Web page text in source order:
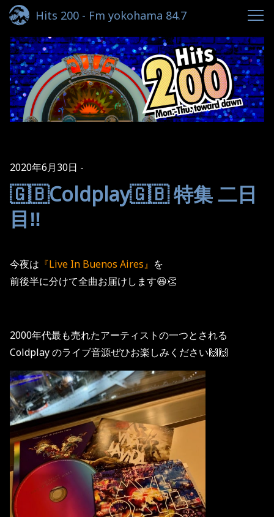
Hits 200 - Fm yokohama 84.7
2020年6月30日
🇬🇧Coldplay🇬🇧 特集 二日
目‼️
今夜は 『Live In Buenos Aires』 を
前後半に分けて全曲お届けします😆👏
2000年代最も売れたアーティストの一つとされる
Coldplay のライブ音源ぜひお楽しみください🙌🙌